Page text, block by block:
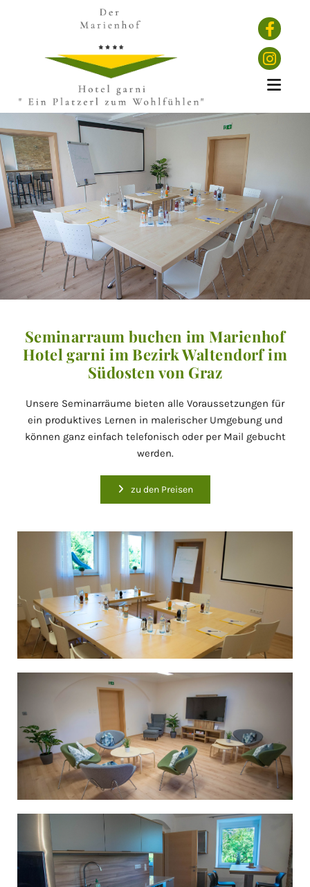
Seminarraum buchen im Marienhof
Hotel garni im Bezirk Waltendorf im
Südosten von Graz
Unsere Seminarräume bieten alle Voraussetzungen für
ein produktives Lernen in malerischer Umgebung und
können ganz einfach telefonisch oder per Mail gebucht
werden.
zu den Preisen